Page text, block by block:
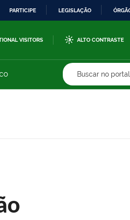
PARTICIPE LEGISLAÇÃO
VISITORS ALTO CONTRASTE
Buscar no portal